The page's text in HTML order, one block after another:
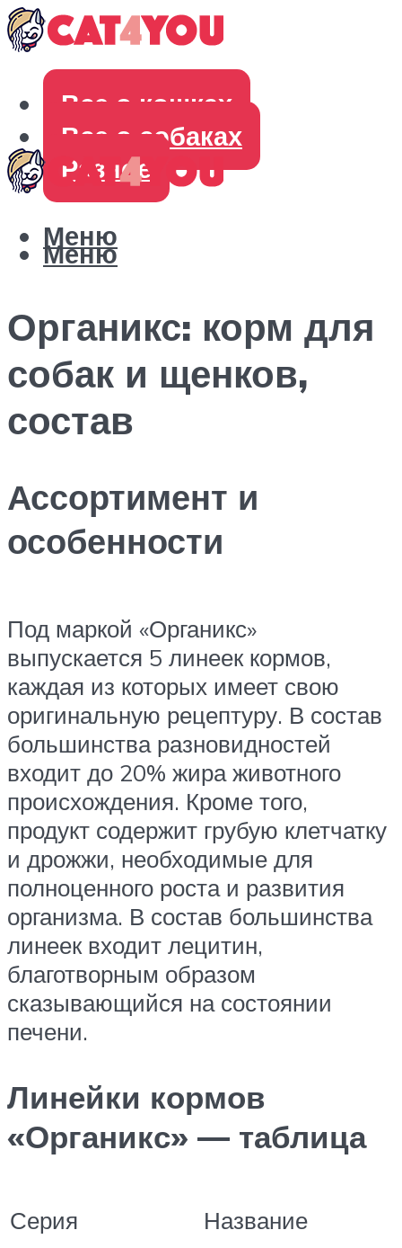
Все о кошках
Все о собаках
Разное
Меню
Меню
Органикс: корм для
собак и щенков,
состав
Ассортимент и
особенности
Под маркой «Органикс»
выпускается 5 линеек кормов,
каждая из которых имеет свою
оригинальную рецептуру. В состав
большинства разновидностей
входит до 20% жира животного
происхождения. Кроме того,
продукт содержит грубую клетчатку
и дрожжи, необходимые для
полноценного роста и развития
организма. В состав большинства
линеек входит лецитин,
благотворным образом
сказывающийся на состоянии
печени.
Линейки кормов
«Органикс» — таблица
Серия Название